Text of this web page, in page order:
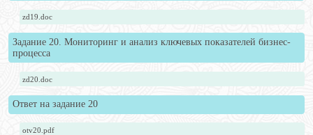
zd19.doc
Задание 20. Мониторинг и анализ ключевых показателей бизнес-
процесса
zd20.doc
Ответ на задание 20
otv20.pdf